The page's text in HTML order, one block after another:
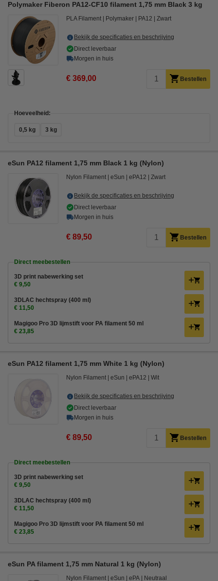
Polymaker Fiberon PA12-CF10 filament 1,75 mm Black 3 kg
PLA Filament Polymaker PA12 Zwart
Bekijk de specificaties en beschrijving
Direct leverbaar
Morgen in huis
€ 369,00 Bestellen
Hoeveelheid:
0,5 kg 3 kg
eSun PA12 filament 1,75 mm Black 1 kg (Nylon)
Nylon Filament eSun ePA12 Zwart
Bekijk de specificaties en beschrijving
Direct leverbaar
Morgen in huis
€ 89,50 Bestellen
Direct meebestellen
3D print nabewerking set
€ 9,50
3DLAC hechtspray (400 ml)
€ 11,50
Magigoo Pro 3D lijmstift voor PA filament 50 ml
€ 23,85
eSun PA12 filament 1,75 mm White 1 kg (Nylon)
Nylon Filament eSun ePA12 Wit
Bekijk de specificaties en beschrijving
Direct leverbaar
Morgen in huis
€ 89,50 Bestellen
Direct meebestellen
3D print nabewerking set
€ 9,50
3DLAC hechtspray (400 ml)
€ 11,50
Magigoo Pro 3D lijmstift voor PA filament 50 ml
€ 23,85
eSun PA filament 1,75 mm Natural 1 kg (Nylon)
Nylon Filament eSun ePA Neutraal